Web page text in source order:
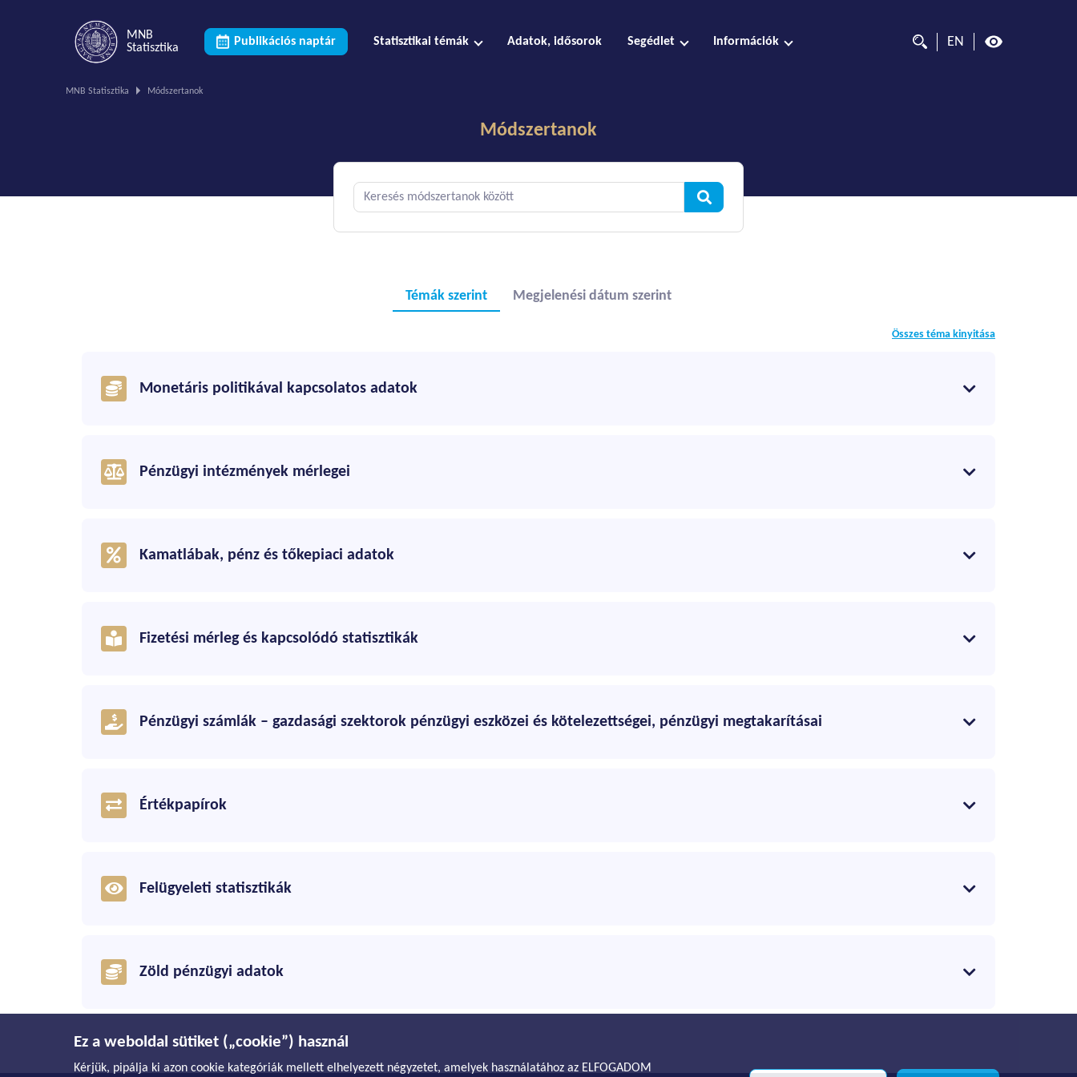
MNB
Statisztika
Publikációs naptár Statisztikai témák Adatok, idősorok Segédlet Információk EN
Ez a weboldal sütiket („cookie”) használ
Kérjük, pipálja ki azon cookie kategóriák mellett elhelyezett négyzetet, amelyek használatához az ELFOGADOM
Ön
MNB Statisztika Módszertanok
Módszertanok
Témák szerint Megjelenési dátum szerint
Összes téma kinyitása
Monetáris politikával kapcsolatos adatok
Pénzügyi intézmények mérlegei
Kamatlábak, pénz és tőkepiaci adatok
Fizetési mérleg és kapcsolódó statisztikák
Pénzügyi számlák – gazdasági szektorok pénzügyi eszközei és kötelezettségei, pénzügyi megtakarításai
Értékpapírok
Felügyeleti statisztikák
Zöld pénzügyi adatok